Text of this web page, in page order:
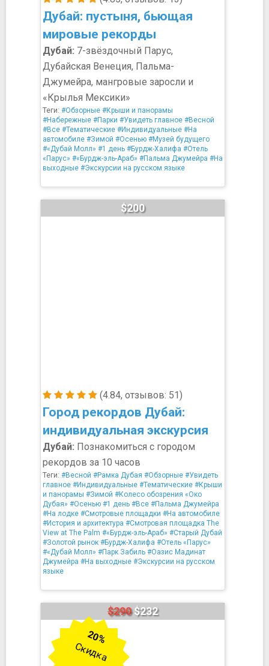
Дубай: пустыня, бьющая
мировые рекорды
Дубай: 7-звёздочный Парус,
Дубайская Венеция, Пальма-
Джумейра, мангровые заросли и
«Крылья Мексики»
Теги: #Обзорные #Крыши и панорамы
#Набережные #Парки #Увидеть главное #Весной
#Все #Тематические #Индивидуальные #На
автомобиле #Зимой #Осенью #Музей будущего
#«Дубай Молл» #1 день #Бурдж-Халифа #Отель
«Парус» #«Бурдж-эль-Араб» #Пальма Джумейра #На
выходные #Экскурсии на русском языке
(4.84, отзывов: 51)
Город рекордов Дубай:
индивидуальная экскурсия
$200
Дубай: Познакомиться с городом
рекордов за 10 часов
Теги: #Весной #Рамка Дубая #Обзорные #Увидеть
главное #Индивидуальные #Тематические #Крыши
и панорамы #Зимой #Колесо обозрения «Око
Дубая» #Осенью #1 день #Все #Пальма Джумейра
#На лодке #Смотровые площадки #На автомобиле
#История и архитектура #Смотровая площадка The
View at The Palm #«Бурдж-эль-Араб» #Старый Дубай
#Золотой рынок #Бурдж-Халифа #Отель «Парус»
#«Дубай Молл» #Парк Забиль #Оазис Мадинат
Джумейра #На выходные #Экскурсии на русском
языке
$290$232
20%
Скидка